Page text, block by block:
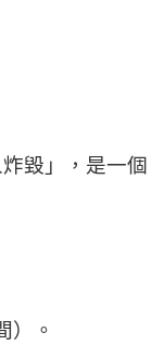
毀」，是一個
）。